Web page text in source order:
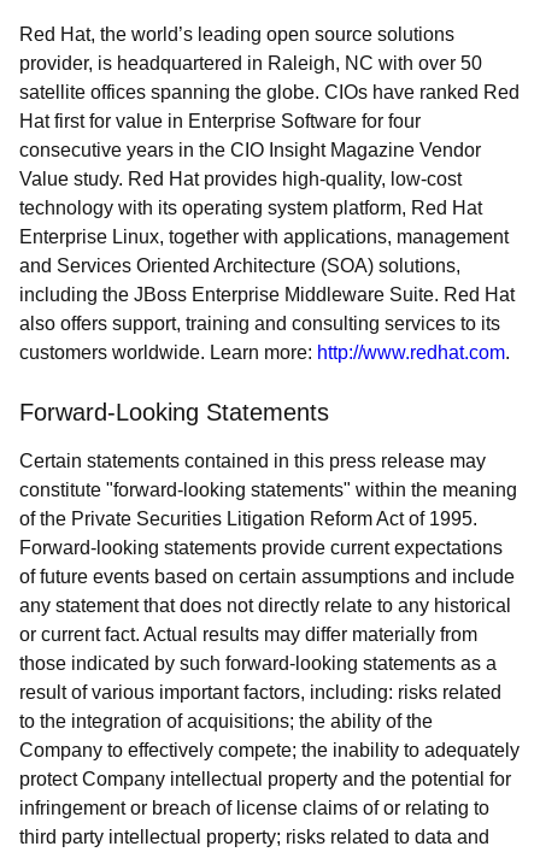
Red Hat, the world’s leading open source solutions
provider, is headquartered in Raleigh, NC with over 50
satellite offices spanning the globe. CIOs have ranked Red
Hat first for value in Enterprise Software for four
consecutive years in the CIO Insight Magazine Vendor
Value study. Red Hat provides high-quality, low-cost
technology with its operating system platform, Red Hat
Enterprise Linux, together with applications, management
and Services Oriented Architecture (SOA) solutions,
including the JBoss Enterprise Middleware Suite. Red Hat
also offers support, training and consulting services to its
customers worldwide. Learn more: http://www.redhat.com.
Forward-Looking Statements
Certain statements contained in this press release may
constitute "forward-looking statements" within the meaning
of the Private Securities Litigation Reform Act of 1995.
Forward-looking statements provide current expectations
of future events based on certain assumptions and include
any statement that does not directly relate to any historical
or current fact. Actual results may differ materially from
those indicated by such forward-looking statements as a
result of various important factors, including: risks related
to the integration of acquisitions; the ability of the
Company to effectively compete; the inability to adequately
protect Company intellectual property and the potential for
infringement or breach of license claims of or relating to
third party intellectual property; risks related to data and